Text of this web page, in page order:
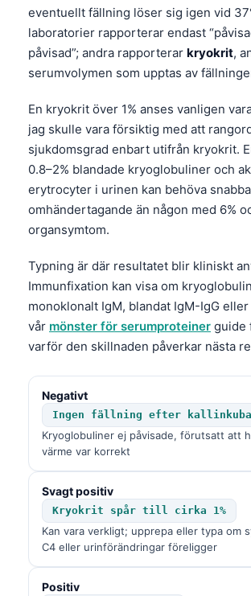
eventuellt fällning löser sig igen vid
laboratorier rapporterar endast
påvisad”; andra rapporterar kryokrit,
serumvolymen som upptas av
En kryokrit över 1% anses vanligen
jag skulle vara försiktig med att
sjukdomsgrad enbart utifrån kryokrit.
0.8–2% blandade kryoglobuliner och
erytrocyter i urinen kan behöva
omhändertagande än någon med 6%
organsymtom.
Typning är där resultatet blir kliniskt
Immunfixation kan visa om
monoklonalt IgM, blandat IgM-IgG
vår mönster för serumproteiner guide
varför den skillnaden påverkar nästa
Negativt
Ingen fällning efter
Kryoglobuliner ej påvisade, förutsatt att
värme var korrekt
Svagt positiv
Kryokrit spår till cirka 1%
Kan vara verkligt; upprepa eller typa om
C4 eller urinförändringar föreligger
Positiv